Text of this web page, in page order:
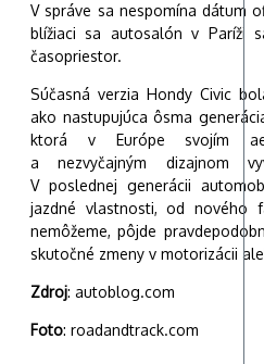
V správe sa nespomína dátum
blížiaci sa autosalón v Paríži
časopriestor.
Súčasná verzia Hondy Civic
ako nastupujúca ôsma
ktorá v Európe svojím
a nezvyčajným dizajnom
V poslednej generácii
jazdné vlastnosti, od nového
nemôžeme, pôjde
skutočné zmeny v motorizácii
Zdroj: autoblog.com
Foto: roadandtrack.com